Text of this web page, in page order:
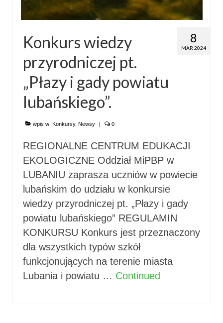
8
MAR 2024
Konkurs wiedzy
przyrodniczej pt.
„Płazy i gady powiatu
lubańskiego”.
wpis w: Konkursy, Newsy | 0
REGIONALNE CENTRUM EDUKACJI
EKOLOGICZNE Oddział MiPBP w
LUBANIU zaprasza uczniów w powiecie
lubańskim do udziału w konkursie
wiedzy przyrodniczej pt. „Płazy i gady
powiatu lubańskiego” REGULAMIN
KONKURSU Konkurs jest przeznaczony
dla wszystkich typów szkół
funkcjonujących na terenie miasta
Lubania i powiatu … Continued